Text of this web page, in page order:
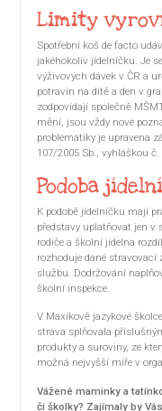
Limity
Spotřební koš de facto
jakéhokoliv jídelníčku. Je
výživových dávek v ČR a
potravin na dítě a den v
zodpovídají společně
mění, jsou vždy nové
problematiky je upravena
107/2005 Sb., vyhláškou
Podoba
K podobě jídelníčku mají
představy uplatňovat jen
rodiče a školní jídelna
rozhoduje dané stravovací
službu. Dodržování
školní inspekce.
V Maxíkově jazykové
strava splňovala
produkty a suroviny, ze
možná nejvyšší míře v
Vážené maminky a
či školky? Zajímaly by